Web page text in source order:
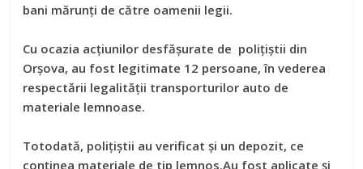
bani mărunți de către oamenii legii.
Cu ocazia acțiunilor desfășurate de polițiștii din
Orșova, au fost legitimate 12 persoane, în vederea
respectării legalității transporturilor auto de
materiale lemnoase.
Totodată, polițiștii au verificat și un depozit, ce
conținea materiale de tip lemnos.Au fost aplicate și